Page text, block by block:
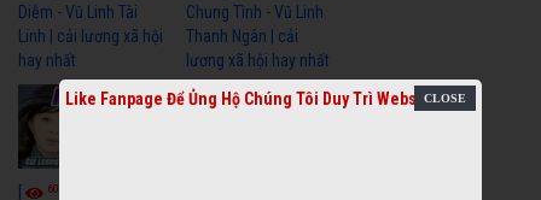
Diễm - Vũ Linh Tài
Linh | cải lương xã hội
hay nhất
Chung Tình - Vũ Linh
Thanh Ngân | cải
lương xã hội hay nhất
6066
Like Fanpage Để Ủng Hộ Chúng Tôi Duy Trì Website